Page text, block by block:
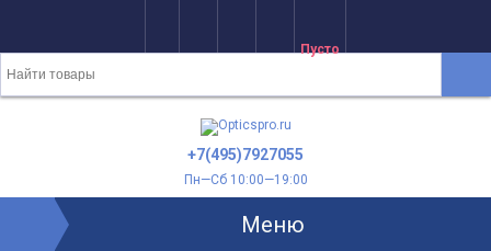
Пусто
+7(495)7927055
Пн—Сб 10:00—19:00
Меню